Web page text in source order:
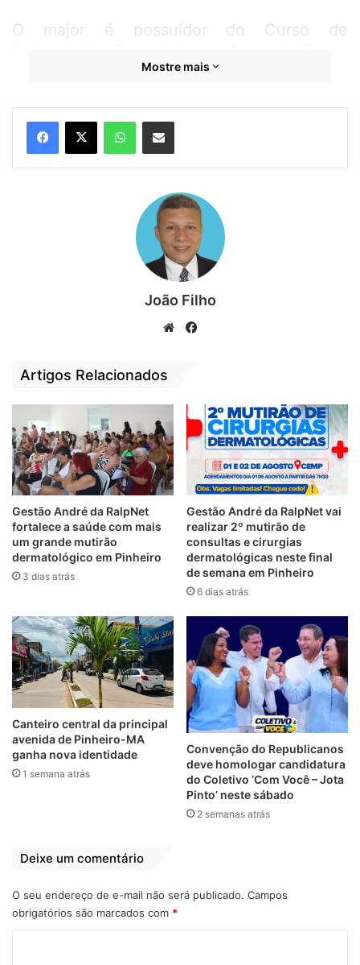
O major é possuidor do Curso de
e Resgate em Estruturas Colapsadas
Estados de São Paulo e do Distrito Federal.
Chefe da Seção de Operações do 11º BBM
e que também integra a equipe, é possuidor
do Curso de Salvamento Terrestre realizado
recentemente no Estado do Goiás.
O objetivo da ida dos militares é auxiliar no
atendimento as vítimas, bem como
vivenciarem a experiência operacional para
o atendimento em ocorrências desta
natureza no Maranhão.
Na foto acima, o Major Patrício Daniel
aparece ao centro embarcando na tarde
deste domingo (27) no Aeroporto Marechal
Hugo da Cunha Machado, em São Luís,
com destino a Brumadinho.
Por Gilberto Lima
Bombeiros Brumadinho (MG)
Governador Maranhão
Mostre mais
João Filho
We
Artigos Relacionados
Gestão André da RalpNet
fortalece a saúde com mais
um grande mutirão
dermatológico em Pinheiro
3 dias atrás
Gestão André da RalpNet vai
realizar 2º mutirão de
consultas e cirurgias
dermatológicas neste final
de semana em Pinheiro
6 dias atrás
Canteiro central da principal
avenida de Pinheiro-MA
ganha nova identidade
1 semana atrás
Convenção do Republicanos
deve homologar candidatura
do Coletivo ‘Com Você – Jota
Pinto’ neste sábado
2 semanas atrás
Deixe um comentário
O seu endereço de e-mail não será publicado. Campos
obrigatórios são marcados com *